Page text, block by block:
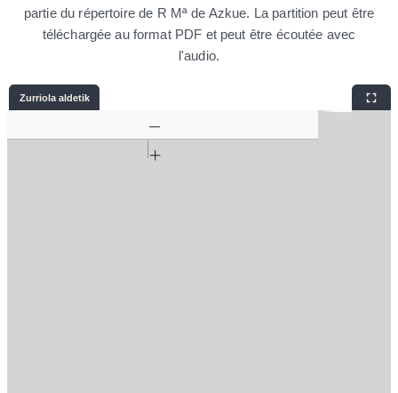
partie du répertoire de R Mª de Azkue. La partition peut être
téléchargée au format PDF et peut être écoutée avec
l'audio.
Zurriola aldetik